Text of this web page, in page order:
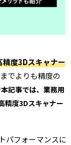
度3Dスキャナー
でよりも精度の
記事では、業務用
精度3Dスキャナー
パフォーマンスに